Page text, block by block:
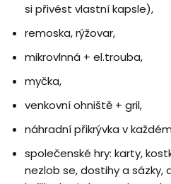
si přivést vlastní kapsle),
remoska, rýžovar,
mikrovlnná + el.trouba,
myčka,
venkovní ohniště + gril,
náhradní přikrývka v
společenské hry: karty,
nezlob se, dostihy a sázky,